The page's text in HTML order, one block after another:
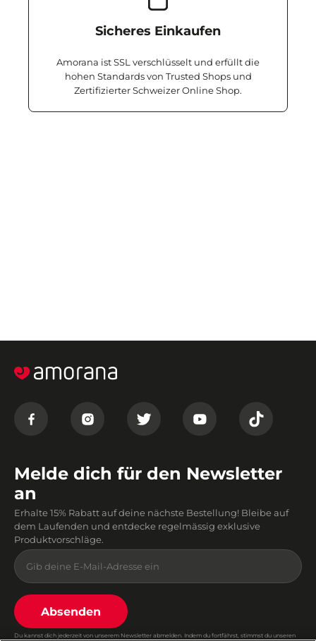
Sicheres Einkaufen
Amorana ist SSL verschlüsselt und erfüllt die
hohen Standards von Trusted Shops und
Zertifizierter Schweizer Online Shop.
Melde dich für den Newsletter
an
Erhalte 15% Rabatt auf deine nächste Bestellung! Bleibe auf
dem Laufenden und entdecke regelmässig exklusive
Produktvorschläge.
Absenden
Du kannst dich jederzeit von unserem Newsletter abmelden. Indem du fortfährst, stimmst du unseren